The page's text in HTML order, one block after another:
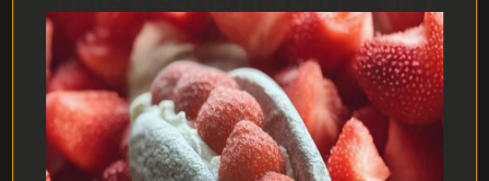
BAKKEN MET
NEDERTARWE, GRAAN
UITSLUITEND GETEELD IN
NEDERLAND